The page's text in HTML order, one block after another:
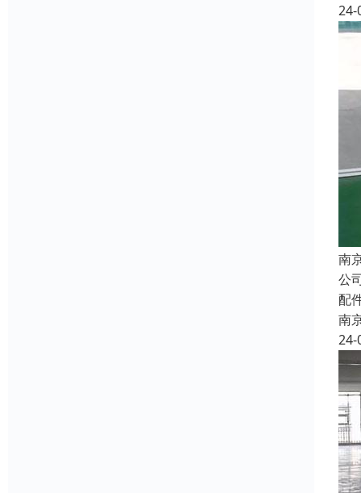
24-
南
公
配
南
24-